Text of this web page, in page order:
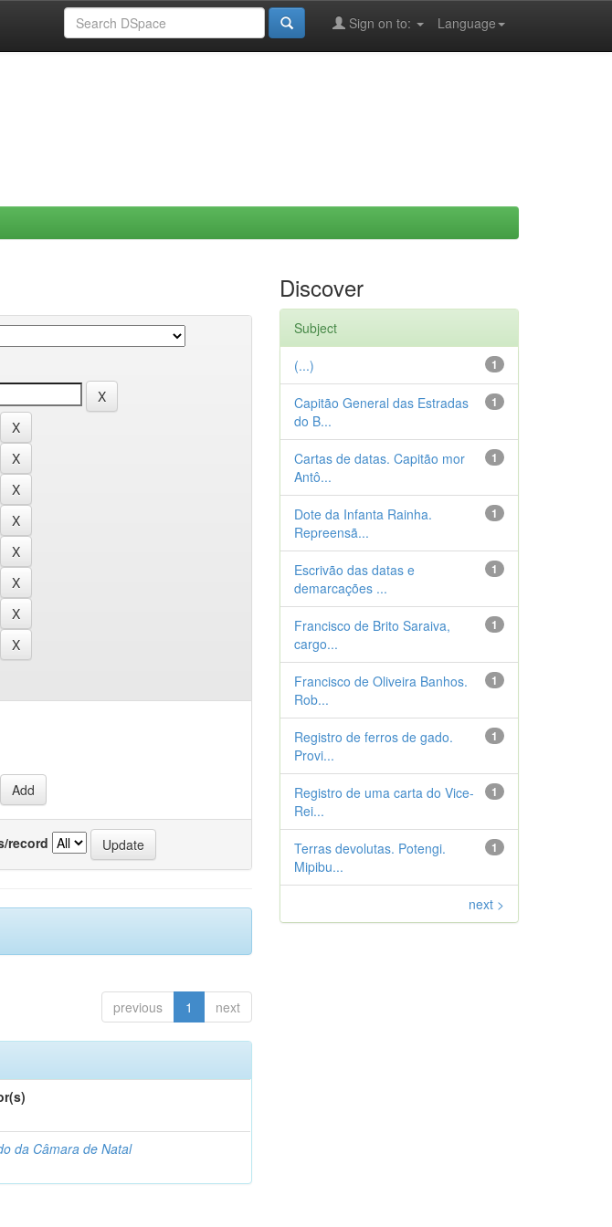
Language
Sign on to:
record
previous 1 next
da Câmara de Natal
Discover
Subject
1
(...)
1
Capitão General das Estradas
do B...
1
Cartas de datas. Capitão mor
Antô...
1
Dote da Infanta Rainha.
Repreensã...
1
Escrivão das datas e
demarcações ...
1
Francisco de Brito Saraiva,
cargo...
1
Francisco de Oliveira Banhos.
Rob...
1
Registro de ferros de gado.
Provi...
1
Registro de uma carta do Vice-
Rei...
1
Terras devolutas. Potengi.
Mipibu...
next >